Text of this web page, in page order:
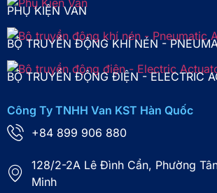
PHỤ KIỆN VAN
BỘ TRUYỀN ĐỘNG KHÍ NÉN -
BỘ TRUYỀN ĐỘNG ĐIỆN - ELECTRIC
Công Ty TNHH Van KST Hàn Quốc
+84 899 906 880
128/2-2A Lê Đình Cẩn, Phường
Minh